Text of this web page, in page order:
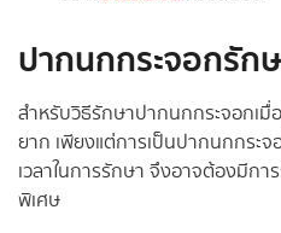
ปากนกกระจอกรักษ
สำหรับวิธีรักษาปากนกกระจอกเมื่
ยาก เพียงแต่การเป็นปากนกกระ
เวลาในการรักษา จึงอาจต้องมีกา
พิเศษ